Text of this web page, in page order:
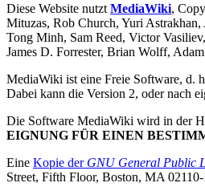
Diese Website nutzt MediaWiki,
Mituzas, Rob Church, Yuri
Tong Minh, Sam Reed, Victor
James D. Forrester, Brian Wolff,
MediaWiki ist eine Freie Software, d.
Dabei kann die Version 2, oder nach
Die Software MediaWiki wird in der
EIGNUNG FÜR EINEN
Eine Kopie der GNU General Public
Street, Fifth Floor, Boston, MA